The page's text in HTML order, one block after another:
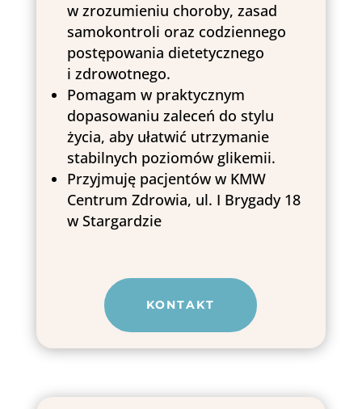
w zrozumieniu choroby, zasad
samokontroli oraz codziennego
postępowania dietetycznego
i zdrowotnego.
Pomagam w praktycznym
dopasowaniu zaleceń do stylu
życia, aby ułatwić utrzymanie
stabilnych poziomów glikemii.
Przyjmuję pacjentów w KMW
Centrum Zdrowia, ul. I Brygady 18
w Stargardzie
KONTAKT